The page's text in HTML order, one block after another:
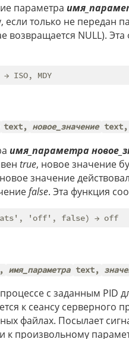
параметра
только не передан
возвращается NULL).
text, новое_значение text,
имя_параметра
true, новое значение
значение
false. Эта функция
имя_параметра text,
с заданным PID
к сеансу серверного
файлах. Посылает
к произвольному